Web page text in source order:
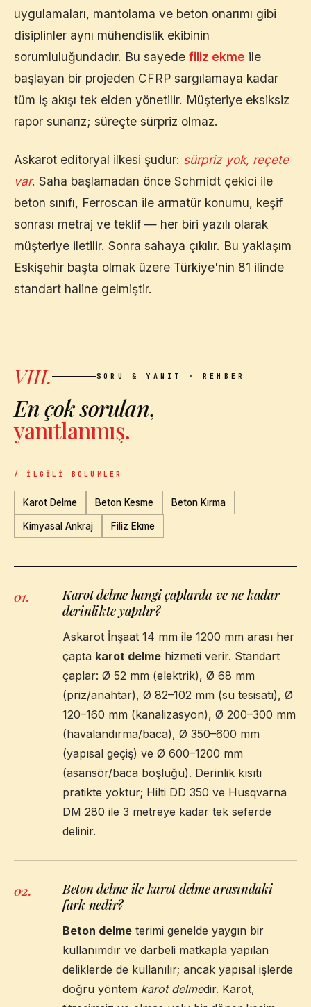
uygulamaları, mantolama ve beton onarımı gibi
disiplinler aynı mühendislik ekibinin
sorumluluğundadır. Bu sayede filiz ekme ile
başlayan bir projeden CFRP sargılamaya kadar
tüm iş akışı tek elden yönetilir. Müşteriye eksiksiz
rapor sunarız; süreçte sürpriz olmaz.
Askarot editoryal ilkesi şudur: sürpriz yok, reçete
var. Saha başlamadan önce Schmidt çekici ile
beton sınıfı, Ferroscan ile armatür konumu, keşif
sonrası metraj ve teklif — her biri yazılı olarak
müşteriye iletilir. Sonra sahaya çıkılır. Bu yaklaşım
Eskişehir başta olmak üzere Türkiye'nin 81 ilinde
standart haline gelmiştir.
VIII. SORU & YANIT · REHBER
En çok sorulan,
yanıtlanmış.
/ İLGILI BÖLÜMLER
Karot Delme Beton Kesme Beton Kırma
Kimyasal Ankraj Filiz Ekme
01.
Karot delme hangi çaplarda ve ne kadar
derinlikte yapılır?
Askarot İnşaat 14 mm ile 1200 mm arası her
çapta karot delme hizmeti verir. Standart
çaplar: Ø 52 mm (elektrik), Ø 68 mm
(priz/anahtar), Ø 82–102 mm (su tesisatı), Ø
120–160 mm (kanalizasyon), Ø 200–300 mm
(havalandırma/baca), Ø 350–600 mm
(yapısal geçiş) ve Ø 600–1200 mm
(asansör/baca boşluğu). Derinlik kısıtı
pratikte yoktur; Hilti DD 350 ve Husqvarna
DM 280 ile 3 metreye kadar tek seferde
delinir.
02.
Beton delme ile karot delme arasındaki
fark nedir?
Beton delme terimi genelde yaygın bir
kullanımdır ve darbeli matkapla yapılan
deliklerde de kullanılır; ancak yapısal işlerde
doğru yöntem karot delmedir. Karot,